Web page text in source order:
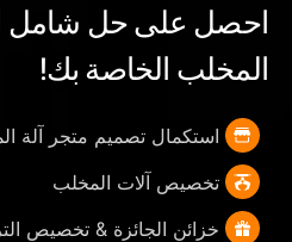
احصل على حل شامل
المخلب الخاصة بك!
استكمال تصميم متجر آلة
تخصيص آلات المخلب
خزائن الجائزة & تخصيص